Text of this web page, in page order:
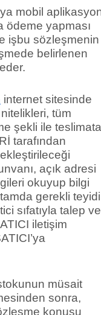
mobil
ödeme yapması
işbu sözleşmenin
belirlenen
internet sitesinde
tüm
şekli ile teslimata
tarafından
açık adresi
okuyup bilgi
gerekli teyidi
sıfatıyla talep ve
iletişim
müsait
sonra,
konusu